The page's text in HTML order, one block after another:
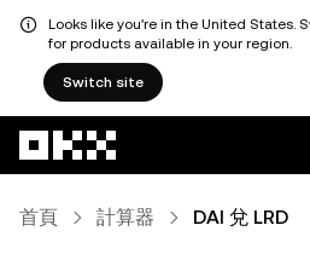
Looks like you're in the United States.
for products available in your region.
Switch site
首頁 計算器 DAI 兌 LRD